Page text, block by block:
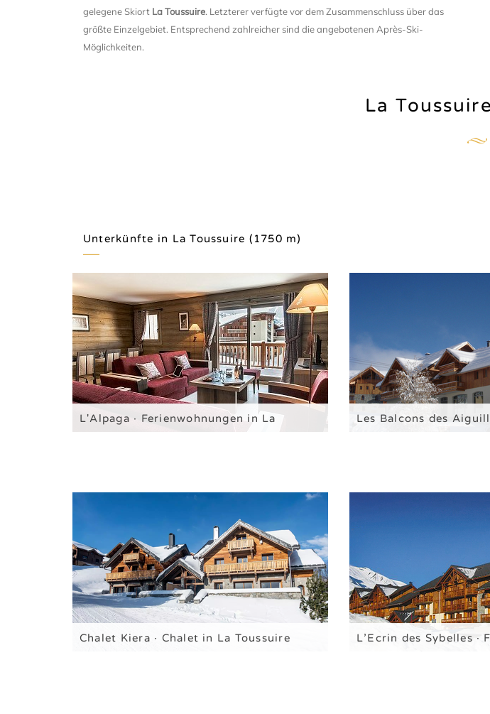
gelegene Skiort La Toussuire. Letzterer verfügte vor dem Zusammenschluss über das
größte Einzelgebiet. Entsprechend zahlreicher sind die angebotenen Après-Ski-
Möglichkeiten.
La
Unterkünfte in La Toussuire (1750 m)
L'Alpaga · Ferienwohnungen in La
Les Balcons des
Chalet Kiera · Chalet in La Toussuire
L’Ecrin des Sybelles ·